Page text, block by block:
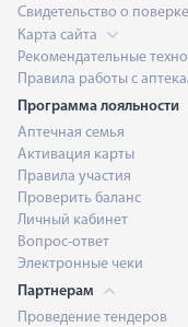
Свидетельство о поверке
Карта сайта
Рекомендательные
Правила работы с
Программа лояльности
Аптечная семья
Активация карты
Правила участия
Проверить баланс
Личный кабинет
Вопрос-ответ
Электронные чеки
Партнерам
Проведение тендеров